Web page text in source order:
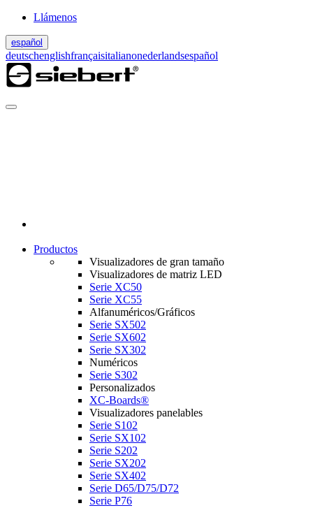
Llámenos
español
deutschenglishfrançaisitalianonederlandsespañol
Productos
Visualizadores de gran tamaño
Visualizadores de matriz LED
Serie XC50
Serie XC55
Alfanuméricos/Gráficos
Serie SX502
Serie SX602
Serie SX302
Numéricos
Serie S302
Personalizados
XC-Boards®
Visualizadores panelables
Serie S102
Serie SX102
Serie S202
Serie SX202
Serie SX402
Serie D65/D75/D72
Serie P76